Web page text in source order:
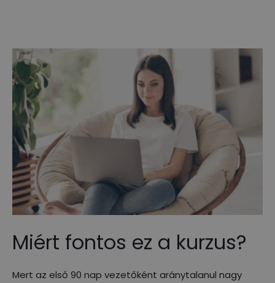
Miért fontos ez a kurzus?
Mert az első 90 nap vezetőként aránytalanul nagy